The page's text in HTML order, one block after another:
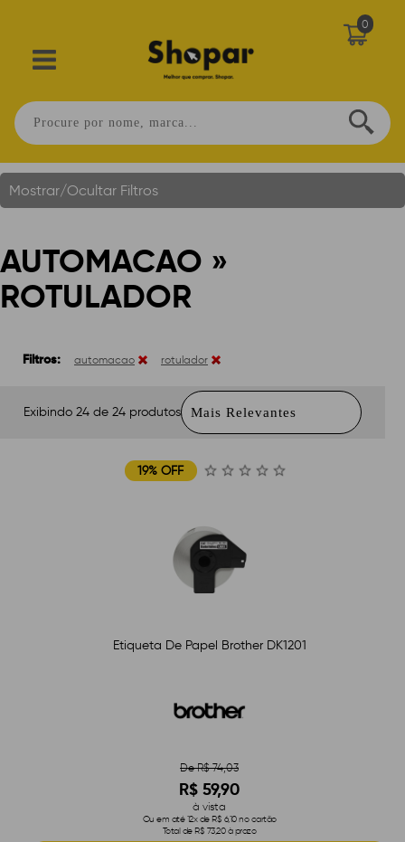
0
Mostrar/Ocultar Filtros
AUTOMACAO »
ROTULADOR
Filtros: automacao rotulador
Exibindo 24 de 24 produtos
19% OFF
Etiqueta De Papel Brother DK1201
De R$ 74,03
R$ 59,90
à vista
Ou em até 12x de R$ 6,10 no cartão
Total de R$ 73,20 à prazo